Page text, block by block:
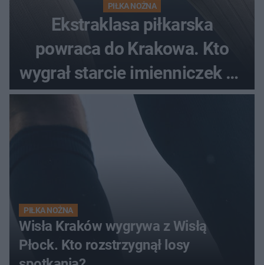
PIŁKA NOŻNA
Ekstraklasa piłkarska
powraca do Krakowa. Kto
wygrał starcie imienniczek na
pełnym stadionie
PIŁKA NOŻNA
Wisła Kraków wygrywa z Wisłą
Płock. Kto rozstrzygnął losy